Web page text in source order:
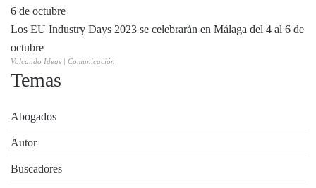
Los EU Industry Days 2023 se celebrarán en Málaga del 4 al 6 de
octubre
Volcando Ideas | Comunicación
Temas
Abogados
Autor
Buscadores